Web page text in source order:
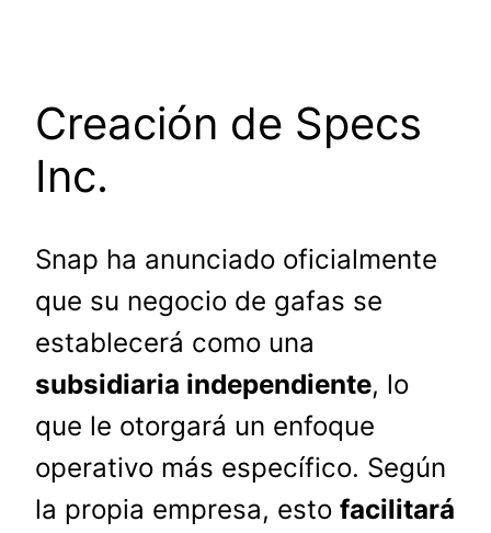
Creación de Specs
Inc.
Snap ha anunciado oficialmente
que su negocio de gafas se
establecerá como una
subsidiaria independiente, lo
que le otorgará un enfoque
operativo más específico. Según
la propia empresa, esto facilitará